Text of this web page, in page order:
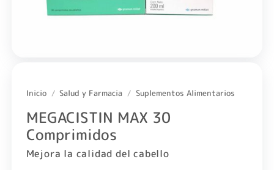
Inicio / Salud y Farmacia / Suplementos Alimentarios
MEGACISTIN MAX 30
Comprimidos
Mejora la calidad del cabello